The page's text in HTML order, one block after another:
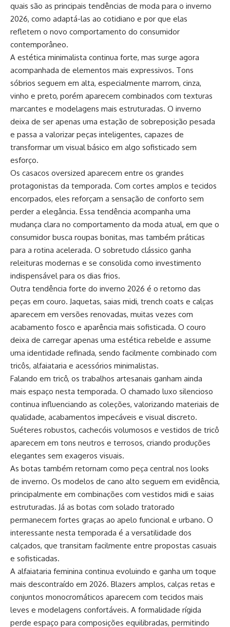
quais são as principais tendências de moda para o inverno
2026, como adaptá-las ao cotidiano e por que elas
refletem o novo comportamento do consumidor
contemporâneo.
A estética minimalista continua forte, mas surge agora
acompanhada de elementos mais expressivos. Tons
sóbrios seguem em alta, especialmente marrom, cinza,
vinho e preto, porém aparecem combinados com texturas
marcantes e modelagens mais estruturadas. O inverno
deixa de ser apenas uma estação de sobreposição pesada
e passa a valorizar peças inteligentes, capazes de
transformar um visual básico em algo sofisticado sem
esforço.
Os casacos oversized aparecem entre os grandes
protagonistas da temporada. Com cortes amplos e tecidos
encorpados, eles reforçam a sensação de conforto sem
perder a elegância. Essa tendência acompanha uma
mudança clara no comportamento da moda atual, em que o
consumidor busca roupas bonitas, mas também práticas
para a rotina acelerada. O sobretudo clássico ganha
releituras modernas e se consolida como investimento
indispensável para os dias frios.
Outra tendência forte do inverno 2026 é o retorno das
peças em couro. Jaquetas, saias midi, trench coats e calças
aparecem em versões renovadas, muitas vezes com
acabamento fosco e aparência mais sofisticada. O couro
deixa de carregar apenas uma estética rebelde e assume
uma identidade refinada, sendo facilmente combinado com
tricôs, alfaiataria e acessórios minimalistas.
Falando em tricô, os trabalhos artesanais ganham ainda
mais espaço nesta temporada. O chamado luxo silencioso
continua influenciando as coleções, valorizando materiais de
qualidade, acabamentos impecáveis e visual discreto.
Suéteres robustos, cachecóis volumosos e vestidos de tricô
aparecem em tons neutros e terrosos, criando produções
elegantes sem exageros visuais.
As botas também retornam como peça central nos looks
de inverno. Os modelos de cano alto seguem em evidência,
principalmente em combinações com vestidos midi e saias
estruturadas. Já as botas com solado tratorado
permanecem fortes graças ao apelo funcional e urbano. O
interessante nesta temporada é a versatilidade dos
calçados, que transitam facilmente entre propostas casuais
e sofisticadas.
A alfaiataria feminina continua evoluindo e ganha um toque
mais descontraído em 2026. Blazers amplos, calças retas e
conjuntos monocromáticos aparecem com tecidos mais
leves e modelagens confortáveis. A formalidade rígida
perde espaço para composições equilibradas, permitindo